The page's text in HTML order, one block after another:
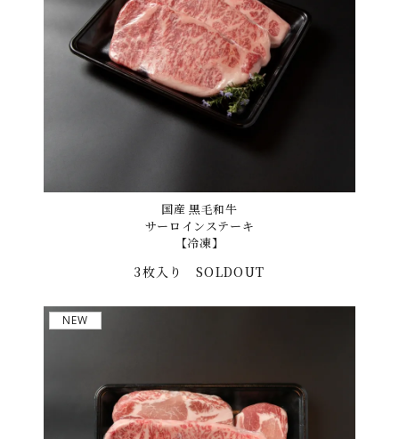
国産 黒毛和牛
サーロインステーキ
【冷凍】
3枚入り SOLDOUT
NEW